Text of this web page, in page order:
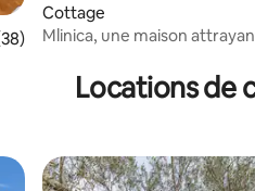
moyenne sur la base de 38
Cottage
Mlinica, une maison
Locations de